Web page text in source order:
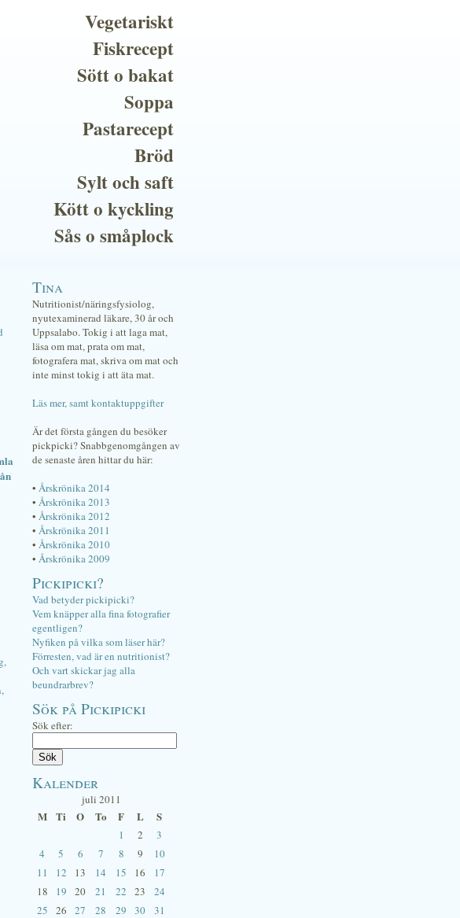
Vegetariskt
Fiskrecept
Sött o bakat
Soppa
Pastarecept
Bröd
Sylt och saft
Kött o kyckling
Sås o småplock
Tina
Nutritionist/näringsfysiolog,
nyutexaminerad läkare, 30 år och
Uppsalabo. Tokig i att laga mat,
läsa om mat, prata om mat,
fotografera mat, skriva om mat och
inte minst tokig i att äta mat.
Läs mer, samt kontaktuppgifter
Är det första gången du besöker
pickpicki? Snabbgenomgången av
de senaste åren hittar du här:
• Årskrönika 2014
• Årskrönika 2013
• Årskrönika 2012
• Årskrönika 2011
• Årskrönika 2010
• Årskrönika 2009
Pickipicki?
Vad betyder pickipicki?
Vem knäpper alla fina fotografier
egentligen?
Nyfiken på vilka som läser här?
Förresten, vad är en nutritionist?
Och vart skickar jag alla
beundrarbrev?
Sök på Pickipicki
Sök efter:
Kalender
juli 2011
M Ti O To F L S
1 2
3
4
5 6 7 8 9
10
11
12 13 14 15 16
17
18
19 20 21 22 23
24
25
26 27 28 29 30 31